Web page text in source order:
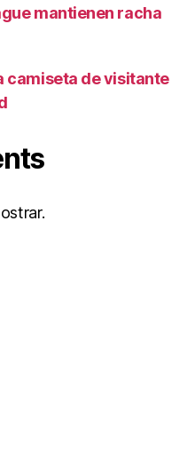
mantienen racha
camiseta de visitante